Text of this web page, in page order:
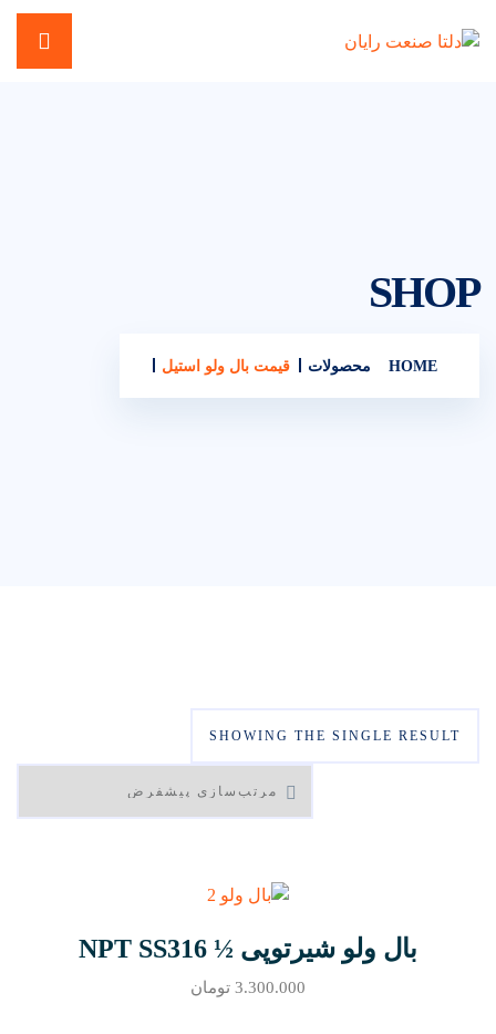
SHOP
HOME محصولات قیمت بال ولو استیل
SHOWING THE SINGLE RESULT
بال ولو شیرتوپی ½ NPT SS316
3.300.000 تومان